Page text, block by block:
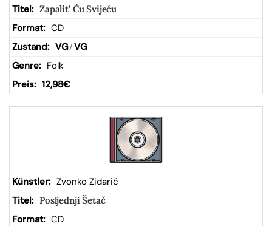
Zapalit' Ću Svijeću
CD
VG/VG
Folk
12,98€
Zvonko Zidarić
Posljednji Šetač
CD